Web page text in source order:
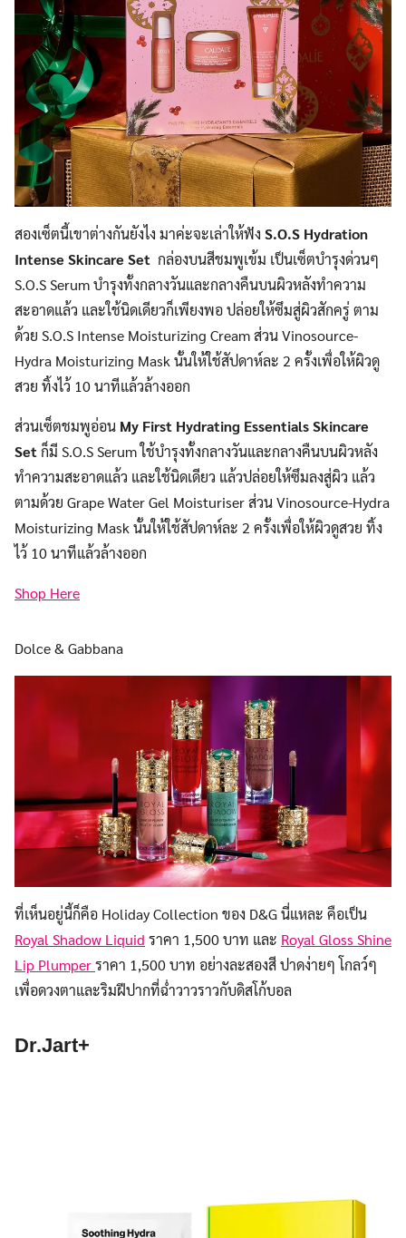
Search
for:
สองเซ็ตนี้เขาต่างกันยังไง มาค่ะจะเล่าให้ฟัง S.O.S Hydration
Intense Skincare Set กล่องบนสีชมพูเข้ม เป็นเซ็ตบำรุงด่วนๆ
S.O.S Serum บำรุงทั้งกลางวันและกลางคืนบนผิวหลังทำความ
สะอาดแล้ว และใช้นิดเดียวก็เพียงพอ ปล่อยให้ซึมสู่ผิวสักครู่ ตาม
ด้วย S.O.S Intense Moisturizing Cream ส่วน Vinosource-
Hydra Moisturizing Mask นั้นให้ใช้สัปดาห์ละ 2 ครั้งเพื่อให้ผิวดู
สวย ทิ้งไว้ 10 นาทีแล้วล้างออก
ส่วนเซ็ตชมพูอ่อน My First Hydrating Essentials Skincare
Setก็มี S.O.S Serum ใช้บำรุงทั้งกลางวันและกลางคืนบนผิวหลัง
ทำความสะอาดแล้ว และใช้นิดเดียว แล้วปล่อยให้ซึมลงสู่ผิว แล้ว
ตามด้วย Grape Water Gel Moisturiser ส่วน Vinosource-Hydra
Moisturizing Mask นั้นให้ใช้สัปดาห์ละ 2 ครั้งเพื่อให้ผิวดูสวย ทิ้ง
ไว้ 10 นาทีแล้วล้างออก
Shop Here
Dolce & Gabbana
ที่เห็นอยู่นี้ก็คือ Holiday Collection ของ D&G นี่แหละ คือเป็น
Royal Shadow Liquid ราคา 1,500 บาท และ Royal Gloss Shine
Lip Plumperราคา 1,500 บาท อย่างละสองสี ปาดง่ายๆ โกลว์ๆ
เพื่อดวงตาและริมฝีปากที่ฉ่ำวาวราวกับดิสโก้บอล
Dr.Jart+